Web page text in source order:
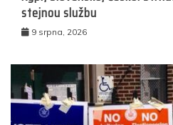
stejnou službu
9 srpna, 2026